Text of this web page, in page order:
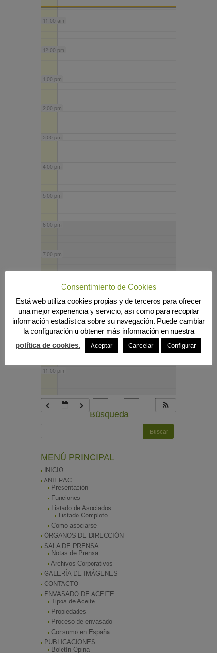
11:00 am
12:00 pm
1:00 pm
2:00 pm
3:00 pm
4:00 pm
5:00 pm
6:00 pm
7:00 pm
9:00 pm
10:00 pm
11:00 pm
Búsqueda
MENÚ PRINCIPAL
INICIO
ANIERAC
Presentación
Funciones
Listado de Asociados
Listado Completo
Como asociarse
ÓRGANOS DE DIRECCIÓN
SALA DE PRENSA
Notas de Prensa
Archivos Corporativos
GALERÍA DE IMÁGENES
CONTACTO
ENVASADO DE ACEITE
Tipos de Aceite
Propiedades
Proceso de envasado
Consumo en España
PUBLICACIONES
Boletín Opina
Consentimiento de Cookies
Está web utiliza cookies propias y de terceros para ofrecer
una mejor experiencia y servicio, así como para recopilar
información estadística sobre su navegación. Puede cambiar
la configuración u obtener más información en nuestra
política de cookies.
Aceptar Cancelar Configurar